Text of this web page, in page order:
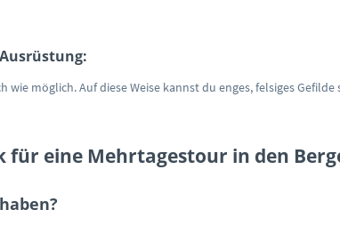
wie möglich. Auf diese Weise kannst du enges, felsiges
für eine Mehrtagestour in den